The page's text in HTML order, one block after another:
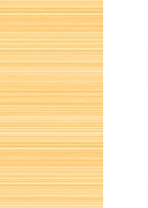
詰将棋 6手詰め・